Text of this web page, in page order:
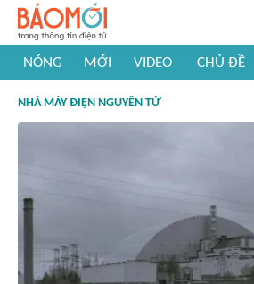
NÓNG MỚI VIDEO CHỦ ĐỀ
#Khám phá thế giới
NHÀ MÁY ĐIỆN NGUYÊN TỬ